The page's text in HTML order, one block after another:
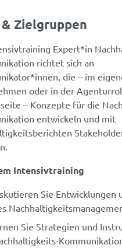
Zielgruppen
Expert*in
richtet sich an
die – im
oder in der
– Konzepte für die
entwickeln und mit
Intensivtraining
Sie Entwicklungen
Sie Strategien und